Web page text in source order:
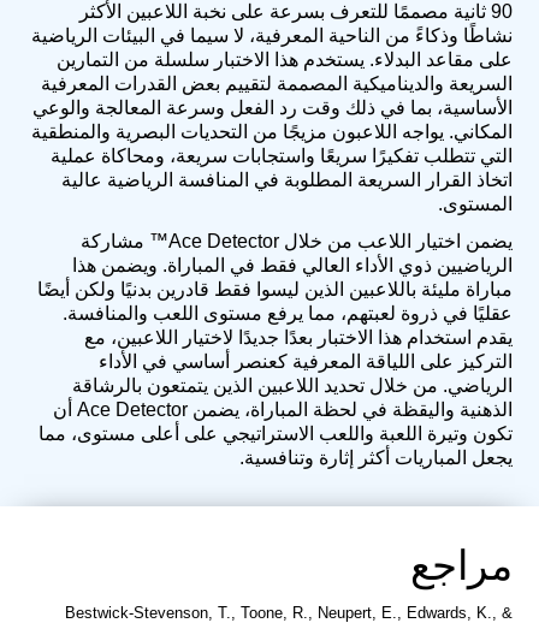
90 ثانية مصممًا للتعرف بسرعة على نخبة اللاعبين الأكثر
نشاطًا وذكاءً من الناحية المعرفية، لا سيما في البيئات الرياضية
على مقاعد البدلاء. يستخدم هذا الاختبار سلسلة من التمارين
السريعة والديناميكية المصممة لتقييم بعض القدرات المعرفية
الأساسية، بما في ذلك وقت رد الفعل وسرعة المعالجة والوعي
المكاني. يواجه اللاعبون مزيجًا من التحديات البصرية والمنطقية
التي تتطلب تفكيرًا سريعًا واستجابات سريعة، ومحاكاة عملية
اتخاذ القرار السريعة المطلوبة في المنافسة الرياضية عالية
المستوى.
يضمن اختيار اللاعب من خلال Ace Detector™ مشاركة
الرياضيين ذوي الأداء العالي فقط في المباراة. ويضمن هذا
مباراة مليئة باللاعبين الذين ليسوا فقط قادرين بدنيًا ولكن أيضًا
عقليًا في ذروة لعبتهم، مما يرفع مستوى اللعب والمنافسة.
يقدم استخدام هذا الاختبار بعدًا جديدًا لاختيار اللاعبين، مع
التركيز على اللياقة المعرفية كعنصر أساسي في الأداء
الرياضي. من خلال تحديد اللاعبين الذين يتمتعون بالرشاقة
الذهنية واليقظة في لحظة المباراة، يضمن Ace Detector أن
تكون وتيرة اللعبة واللعب الاستراتيجي على أعلى مستوى، مما
يجعل المباريات أكثر إثارة وتنافسية.
مراجع
Bestwick-Stevenson, T., Toone, R., Neupert, E., Edwards, K., &